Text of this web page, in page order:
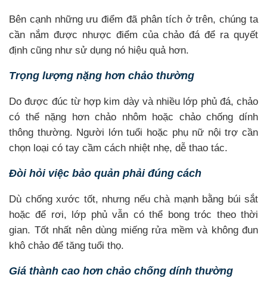
Bên cạnh những ưu điểm đã phân tích ở trên, chúng ta
cần nắm được nhược điểm của chảo đá để ra quyết
định cũng như sử dụng nó hiệu quả hơn.
Trọng lượng nặng hơn chảo thường
Do được đúc từ hợp kim dày và nhiều lớp phủ đá, chảo
có thể nặng hơn chảo nhôm hoặc chảo chống dính
thông thường. Người lớn tuổi hoặc phụ nữ nội trợ cần
chọn loại có tay cầm cách nhiệt nhẹ, dễ thao tác.
Đòi hỏi việc bảo quản phải đúng cách
Dù chống xước tốt, nhưng nếu chà mạnh bằng búi sắt
hoặc để rơi, lớp phủ vẫn có thể bong tróc theo thời
gian. Tốt nhất nên dùng miếng rửa mềm và không đun
khô chảo để tăng tuổi thọ.
Giá thành cao hơn chảo chống dính thường